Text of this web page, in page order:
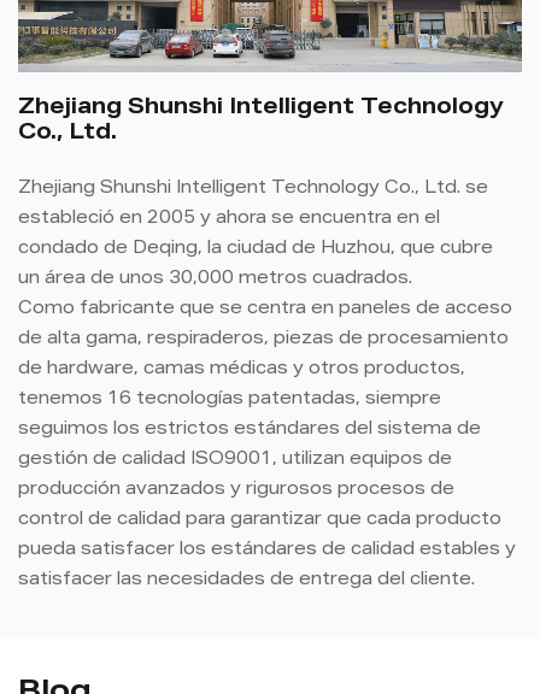
Zhejiang Shunshi Intelligent Technology
Co., Ltd.
Zhejiang Shunshi Intelligent Technology Co., Ltd. se
estableció en 2005 y ahora se encuentra en el
condado de Deqing, la ciudad de Huzhou, que cubre
un área de unos 30,000 metros cuadrados.
Como fabricante que se centra en paneles de acceso
de alta gama, respiraderos, piezas de procesamiento
de hardware, camas médicas y otros productos,
tenemos 16 tecnologías patentadas, siempre
seguimos los estrictos estándares del sistema de
gestión de calidad ISO9001, utilizan equipos de
producción avanzados y rigurosos procesos de
control de calidad para garantizar que cada producto
pueda satisfacer los estándares de calidad estables y
satisfacer las necesidades de entrega del cliente.